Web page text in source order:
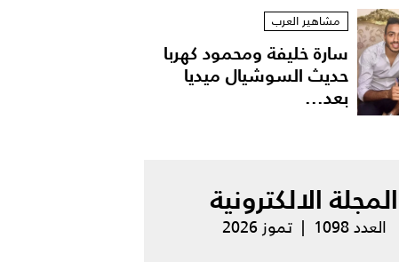
مشاهير العرب
سارة خليفة ومحمود كهربا
حديث السوشيال ميديا
بعد...
المجلة الالكترونية
العدد 1098 | تموز 2026